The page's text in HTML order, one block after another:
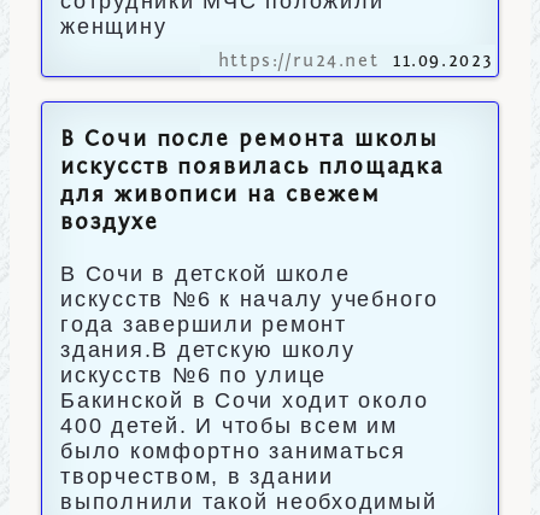
женщину
https://ru24.net 11.09.2023
В Сочи после ремонта школы
искусств появилась площадка
для живописи на свежем
воздухе
В Сочи в детской школе
искусств №6 к началу учебного
года завершили ремонт
здания.В детскую школу
искусств №6 по улице
Бакинской в Сочи ходит около
400 детей. И чтобы всем им
было комфортно заниматься
творчеством, в здании
выполнили такой необходимый